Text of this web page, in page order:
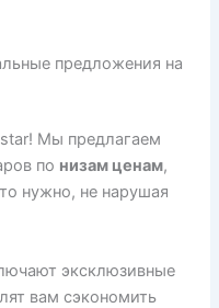
предложения на
Мы предлагаем
по низам ценам,
нужно, не нарушая
эксклюзивные
вам сэкономить